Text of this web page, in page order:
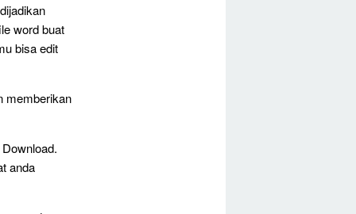
word buat
bisa edit
memberikan
anda